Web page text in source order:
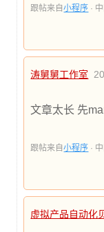
跟帖来自小程序 ·
涛舅舅工作室
文章太长 先
跟帖来自小程序 ·
虚拟产品自动化